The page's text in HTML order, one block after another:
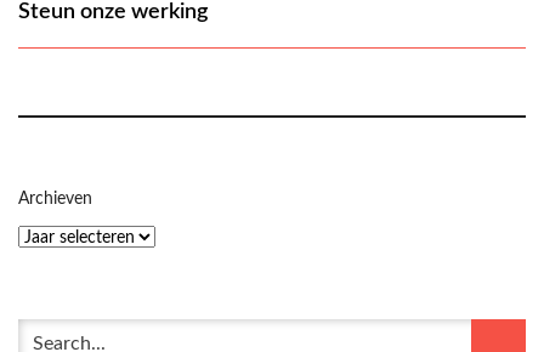
Steun onze werking
Archieven